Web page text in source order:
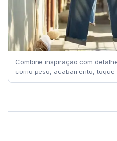
Combine inspiração com
como peso, acabamento, toque